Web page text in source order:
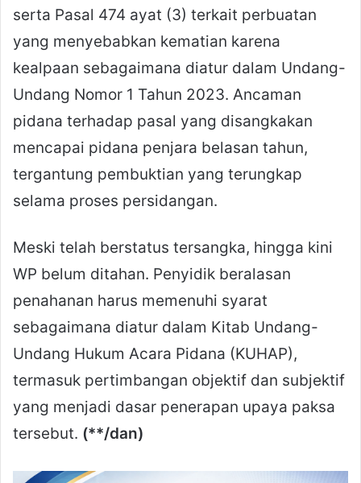
serta Pasal 474 ayat (3) terkait perbuatan
yang menyebabkan kematian karena
kealpaan sebagaimana diatur dalam Undang-
Undang Nomor 1 Tahun 2023. Ancaman
pidana terhadap pasal yang disangkakan
mencapai pidana penjara belasan tahun,
tergantung pembuktian yang terungkap
selama proses persidangan.
Meski telah berstatus tersangka, hingga kini
WP belum ditahan. Penyidik beralasan
penahanan harus memenuhi syarat
sebagaimana diatur dalam Kitab Undang-
Undang Hukum Acara Pidana (KUHAP),
termasuk pertimbangan objektif dan subjektif
yang menjadi dasar penerapan upaya paksa
tersebut. (**/dan)